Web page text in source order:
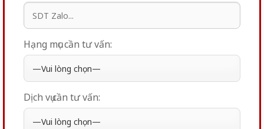
Hạng mục cần tư vấn:
Dịch vụ cần tư vấn: